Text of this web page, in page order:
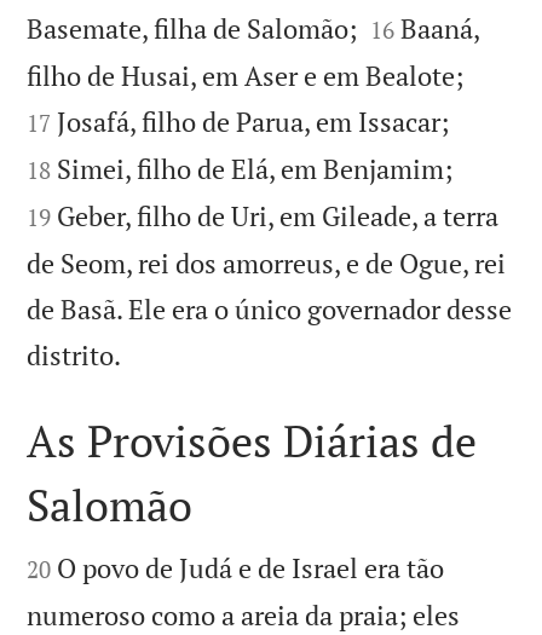
Basemate, filha de Salomão; 

16 Baaná,
filho de Husai, em Aser e em Bealote;
17 Josafá, filho de Parua, em Issacar;
18 Simei, filho de Elá, em Benjamim;
19 Geber, filho de Uri, em Gileade, a terra
de Seom, rei dos amorreus, e de Ogue, rei
de Basã. Ele era o único governador desse
distrito.

As Provisões Diárias de
Salomão

20 O povo de Judá e de Israel era tão
numeroso como a areia da praia; eles